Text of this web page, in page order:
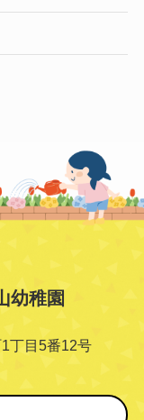
幼稚園
丁目5番12号